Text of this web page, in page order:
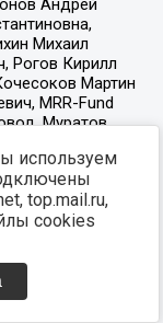
используем
top.mail.ru,
cookies